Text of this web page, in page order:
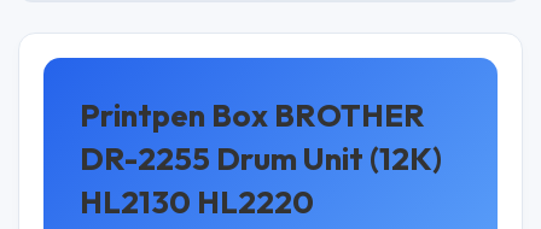
Printpen Box BROTHER
DR-2255 Drum Unit (12K)
HL2130 HL2220